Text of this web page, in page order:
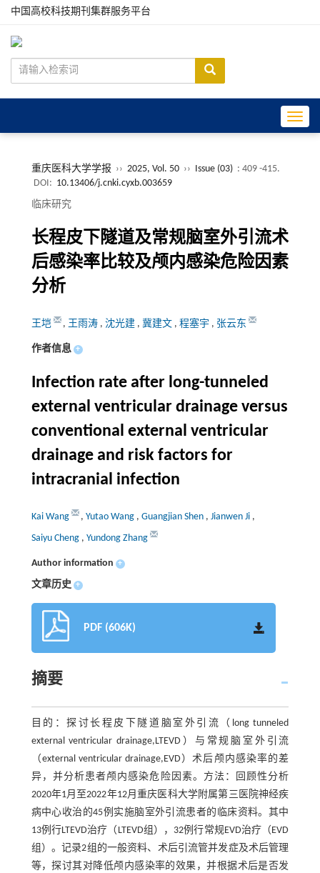
中国高校科技期刊集群服务平台
重庆医科大学学报 ›› 2025, Vol. 50 ›› Issue (03) : 409 -415.
DOI: 10.13406/j.cnki.cyxb.003659
临床研究
长程皮下隧道及常规脑室外引流术
后感染率比较及颅内感染危险因素
分析
王垲 , 王雨涛 , 沈光建 , 冀建文 , 程塞宇 , 张云东
作者信息 +
Infection rate after long-tunneled
external ventricular drainage versus
conventional external ventricular
drainage and risk factors for
intracranial infection
Kai Wang , Yutao Wang , Guangjian Shen , Jianwen Ji ,
Saiyu Cheng , Yundong Zhang
Author information +
文章历史 +
PDF (606K)
摘要
目的：探讨长程皮下隧道脑室外引流（long tunneled
external ventricular drainage,LTEVD）与常规脑室外引流
（external ventricular drainage,EVD）术后颅内感染率的差
异，并分析患者颅内感染危险因素。方法：回顾性分析
2020年1月至2022年12月重庆医科大学附属第三医院神经疾
病中心收治的45例实施脑室外引流患者的临床资料。其中
13例行LTEVD治疗（LTEVD组），32例行常规EVD治疗（EVD
组）。记录2组的一般资料、术后引流管并发症及术后管理
等，探讨其对降低颅内感染率的效果，并根据术后是否发